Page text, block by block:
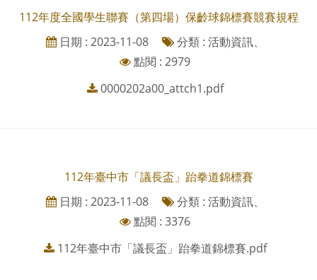
112年度全國學生聯賽（第四場）保齡球錦標賽競賽規程
日期 : 2023-11-08
分類 : 活動資訊、
點閱 : 2979
0000202a00_attch1.pdf
112年臺中市「議長盃」跆拳道錦標賽
日期 : 2023-11-08
分類 : 活動資訊、
點閱 : 3376
112年臺中市「議長盃」跆拳道錦標賽.pdf